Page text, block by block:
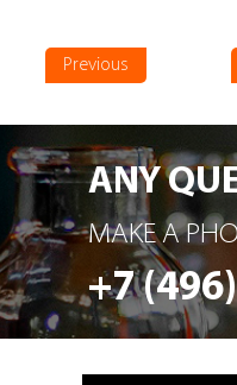
Previous
ANY
MAKE A
+7